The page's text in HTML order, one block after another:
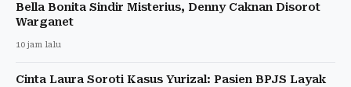
Bella Bonita Sindir Misterius, Denny Caknan Disorot
Warganet
10 jam lalu
Cinta Laura Soroti Kasus Yurizal: Pasien BPJS Layak